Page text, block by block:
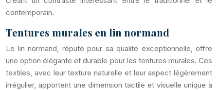
contemporain.
Tentures murales en lin normand
Le lin normand, réputé pour sa qualité exceptionnelle, offre
une option élégante et durable pour les tentures murales. Ces
textiles, avec leur texture naturelle et leur aspect légèrement
irrégulier, apportent une dimension tactile et visuelle unique à